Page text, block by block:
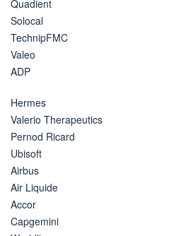
Quadient
Solocal
TechnipFMC
Valeo
ADP
Hermes
Valerio Therapeutics
Pernod Ricard
Ubisoft
Airbus
Air Liquide
Accor
Capgemini